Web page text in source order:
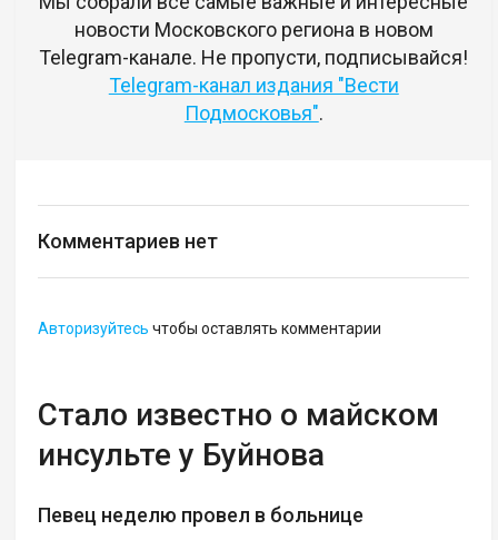
новости Московского региона в новом
Telegram-канале. Не пропусти, подписывайся!
Telegram-канал издания "Вести
Подмосковья".
Комментариев нет
Авторизуйтесь чтобы оставлять комментарии
Стало известно о майском
инсульте у Буйнова
Певец неделю провел в больнице